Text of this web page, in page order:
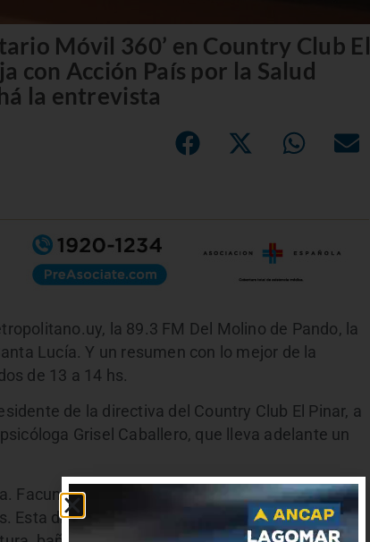
Móvil 360’ en Country Club El
con Acción País por la Salud
la entrevista
la 89.3 FM Del Molino de Pando, la
Lucía. Y un resumen con lo mejor de la
de 13 a 14 hs.
de la directiva del Country Club El Pinar, a
Grisel Caballero, que lleva adelante un
Facundo Machado y Congreso en tanto su sede
Esta directiva asumió hace cinco meses, realizó